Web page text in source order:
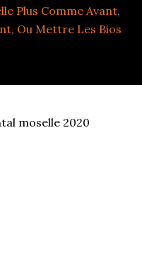
Plus Comme Avant,
, Ou Mettre Les Bios
moselle 2020